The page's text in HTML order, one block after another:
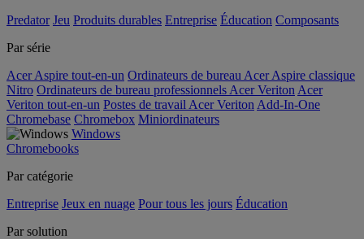
Predator Jeu Produits durables Entreprise Éducation Composants
Par série
Acer Aspire tout-en-un Ordinateurs de bureau Acer Aspire classique
Nitro Ordinateurs de bureau professionnels Acer Veriton Acer
Veriton tout-en-un Postes de travail Acer Veriton Add-In-One
Chromebase Chromebox Miniordinateurs
Windows
Chromebooks
Par catégorie
Entreprise Jeux en nuage Pour tous les jours Éducation
Par solution